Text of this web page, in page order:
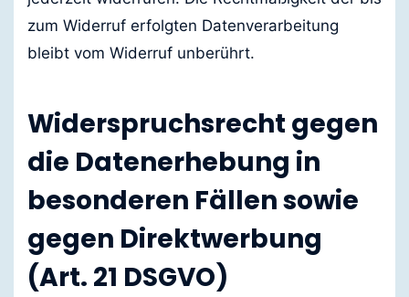
zum Widerruf erfolgten Datenverarbeitung
bleibt vom Widerruf unberührt.
Widerspruchsrecht gegen
die Datenerhebung in
besonderen Fällen sowie
gegen Direktwerbung
(Art. 21 DSGVO)